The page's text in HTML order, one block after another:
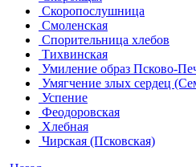
Скоропослушница
Смоленская
Спорительница хлебов
Тихвинская
Умиление образ Псково-
Умягчение злых сердец
Успение
Феодоровская
Хлебная
Чирская (Псковская)